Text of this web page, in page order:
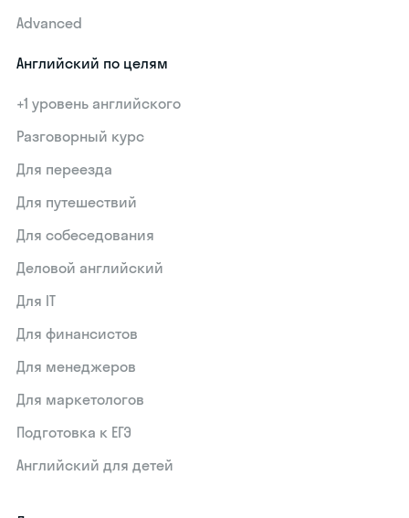
Advanced
Английский по целям
+1 уровень английского
Разговорный курс
Для переезда
Для путешествий
Для собеседования
Деловой английский
Для IT
Для финансистов
Для менеджеров
Для маркетологов
Подготовка к ЕГЭ
Английский для детей